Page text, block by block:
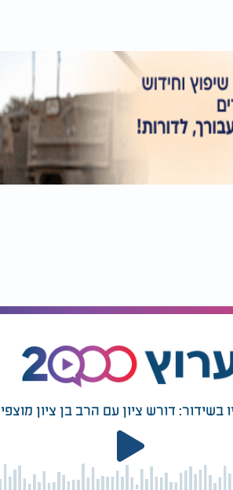
בשידור: דורש ציון עם הרב בן ציון מוצפי